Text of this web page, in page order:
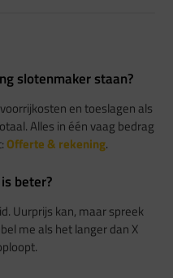
slotenmaker staan?
en toeslagen als
Alles in één vaag bedrag
Offerte & rekening.
beter?
Uurprijs kan, maar spreek
me als het langer dan X